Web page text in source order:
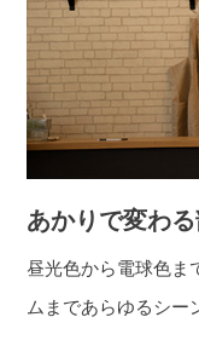
あかりで変わ
昼光色から電球色ま
ムまであらゆるシー